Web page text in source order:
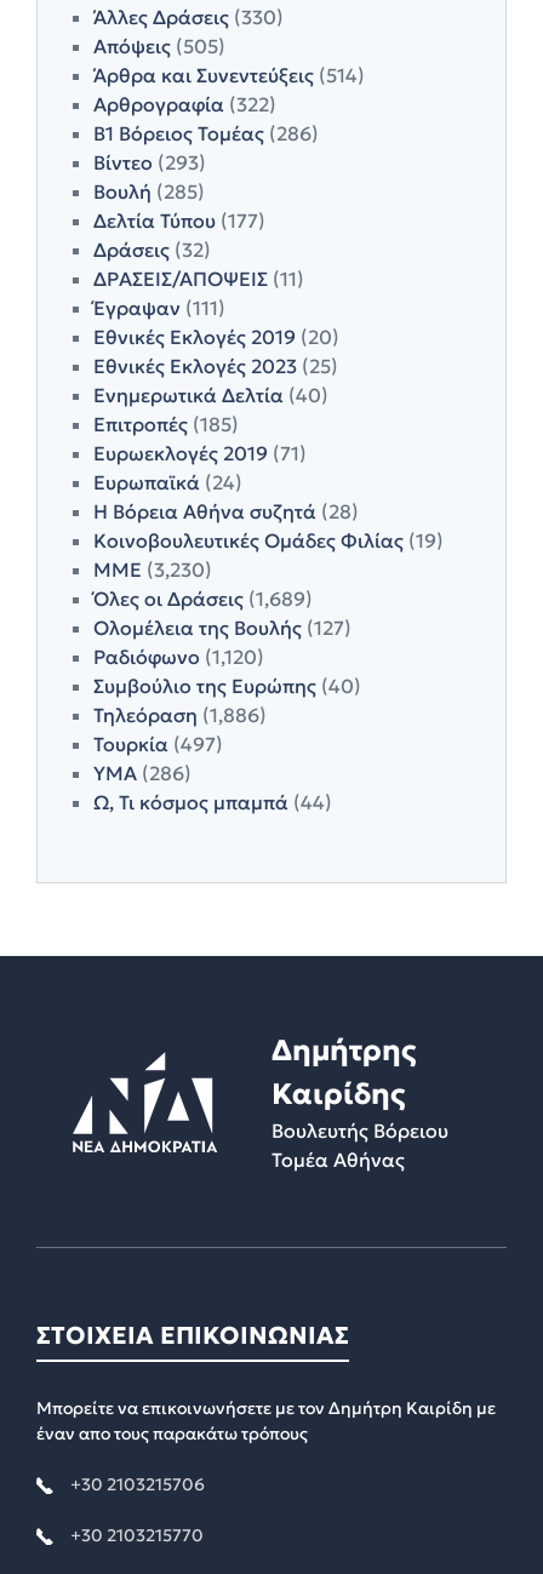
Άλλες Δράσεις (330)
Απόψεις (505)
Άρθρα και Συνεντεύξεις (514)
Αρθρογραφία (322)
Β1 Βόρειος Τομέας (286)
Βίντεο (293)
Βουλή (285)
Δελτία Τύπου (177)
Δράσεις (32)
ΔΡΑΣΕΙΣ/ΑΠΟΨΕΙΣ (11)
Έγραψαν (111)
Εθνικές Εκλογές 2019 (20)
Εθνικές Εκλογές 2023 (25)
Ενημερωτικά Δελτία (40)
Επιτροπές (185)
Ευρωεκλογές 2019 (71)
Ευρωπαϊκά (24)
Η Βόρεια Αθήνα συζητά (28)
Κοινοβουλευτικές Ομάδες Φιλίας (19)
ΜΜΕ (3,230)
Όλες οι Δράσεις (1,689)
Ολομέλεια της Βουλής (127)
Ραδιόφωνο (1,120)
Συμβούλιο της Ευρώπης (40)
Τηλεόραση (1,886)
Τουρκία (497)
ΥΜΑ (286)
Ω, Τι κόσμος μπαμπά (44)
Δημήτρης
Καιρίδης
Βουλευτής Βόρειου
Τομέα Αθήνας
ΣΤΟΙΧΕΙΑ ΕΠΙΚΟΙΝΩΝΙΑΣ
Μπορείτε να επικοινωνήσετε με τον Δημήτρη Καιρίδη με
έναν απο τους παρακάτω τρόπους
+30 2103215706
+30 2103215770